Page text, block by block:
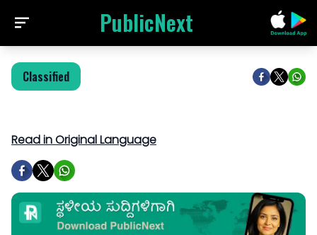
PublicNext
Classified
Read in Original Language